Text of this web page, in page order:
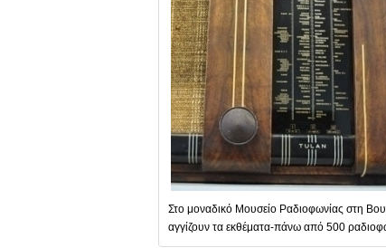
Στο μοναδικό Μουσείο Ραδιοφωνίας στη
αγγίζουν τα εκθέματα-πάνω από 500